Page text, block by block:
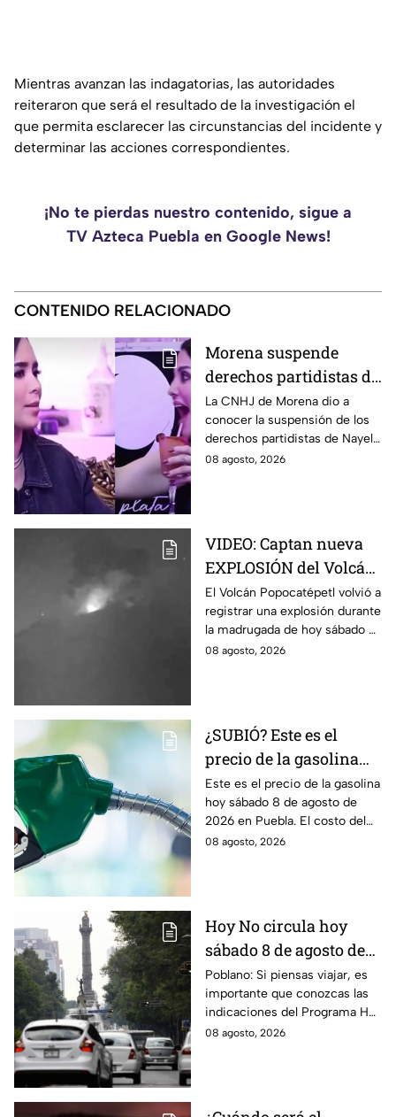
Mientras avanzan las indagatorias, las autoridades
reiteraron que será el resultado de la investigación el
que permita esclarecer las circunstancias del incidente y
determinar las acciones correspondientes.
¡No te pierdas nuestro contenido, sigue a
TV Azteca Puebla en Google News!
CONTENIDO RELACIONADO
Morena suspende
derechos partidistas de
Nayeli Salvatori y
Graciela Palomares
tras dichos contra
adultos mayores
La CNHJ de Morena dio a
conocer la suspensión de los
derechos partidistas de Nayeli
Salvatori y Graciela Palomares
08 agosto, 2026
VIDEO: Captan nueva
EXPLOSIÓN del Volcán
Popocatépetl hoy;
arrojó LAVA
El Volcán Popocatépetl volvió a
registrar una explosión durante
la madrugada de hoy sábado 8
de agosto de 2026; arrojó lava
08 agosto, 2026
¿SUBIÓ? Este es el
precio de la gasolina
Puebla hoy sábado 8 de
agosto de 2026
Este es el precio de la gasolina
hoy sábado 8 de agosto de
2026 en Puebla. El costo del
combustible cambia todos los
08 agosto, 2026
Hoy No circula hoy
sábado 8 de agosto de
2026: ¿Qué autos no
transitan en la CDMX y
EdoMex?
Poblano: Si piensas viajar, es
importante que conozcas las
indicaciones del Programa Hoy
No Circula HOY sábado 8 de
08 agosto, 2026